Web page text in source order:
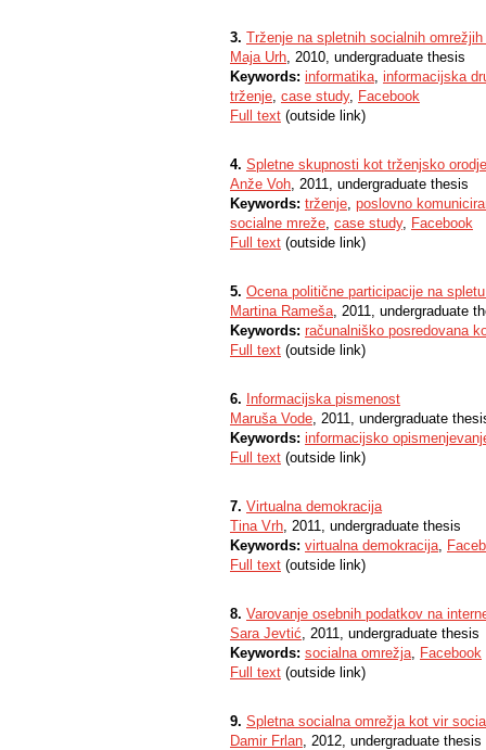
3. Trženje na spletnih socialnih
Maja Urh, 2010, undergraduate thesis
Keywords: informatika, informacijska
trženje, case study, Facebook
Full text (outside link)
4. Spletne skupnosti kot trženjsko
Anže Voh, 2011, undergraduate thesis
Keywords: trženje, poslovno
socialne mreže, case study, Facebook
Full text (outside link)
5. Ocena politične participacije na
Martina Rameša, 2011, undergraduate
Keywords: računalniško posredovana
Full text (outside link)
6. Informacijska pismenost
Maruša Vode, 2011, undergraduate
Keywords: informacijsko
Full text (outside link)
7. Virtualna demokracija
Tina Vrh, 2011, undergraduate thesis
Keywords: virtualna demokracija,
Full text (outside link)
8. Varovanje osebnih podatkov na
Sara Jevtić, 2011, undergraduate thesis
Keywords: socialna omrežja, Facebook
Full text (outside link)
9. Spletna socialna omrežja kot vir
Damir Frlan, 2012, undergraduate thesis